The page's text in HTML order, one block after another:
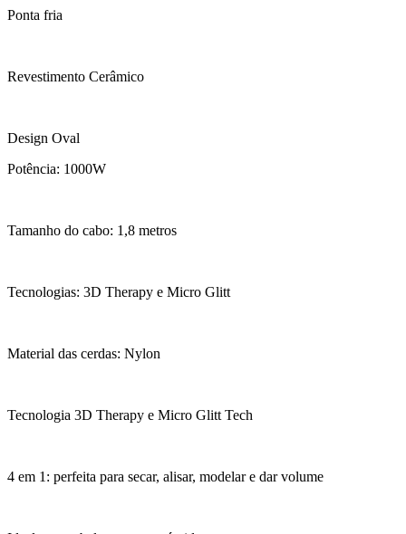
Ponta fria
Revestimento Cerâmico
Design Oval
Potência: 1000W
Tamanho do cabo: 1,8 metros
Tecnologias: 3D Therapy e Micro Glitt
Material das cerdas: Nylon
Tecnologia 3D Therapy e Micro Glitt Tech
4 em 1: perfeita para secar, alisar, modelar e dar volume